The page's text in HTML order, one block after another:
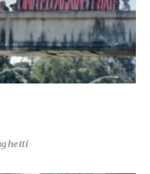
PER LA